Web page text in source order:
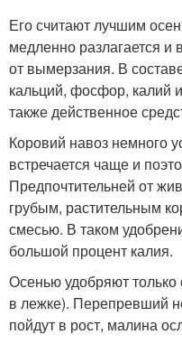
Его считают лучшим
медленно разлагается
от вымерзания. В
кальций, фосфор, калий
также действенное
Коровий навоз немного
встречается чаще и
Предпочтительней от
грубым, растительным
смесью. В таком
большой процент калия.
Осенью удобряют
в лежке). Перепревший
пойдут в рост, малина